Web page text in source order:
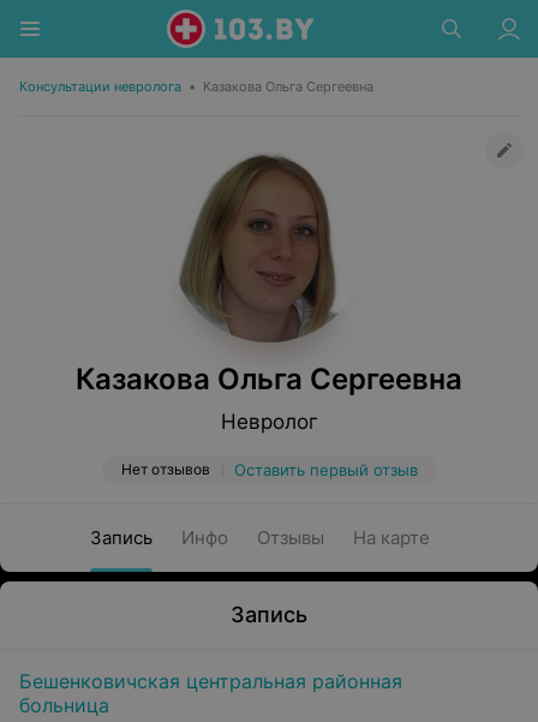
Консультации невролога • Казакова Ольга Сергеевна
Казакова Ольга Сергеевна
Невролог
Нет отзывов Оставить первый отзыв
Запись Инфо Отзывы На карте
Запись
Бешенковичская центральная районная
больница